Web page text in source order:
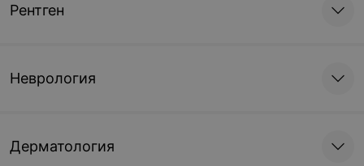
Рентген
Неврология
Дерматология